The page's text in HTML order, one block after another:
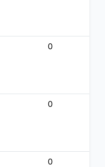
0
0
0